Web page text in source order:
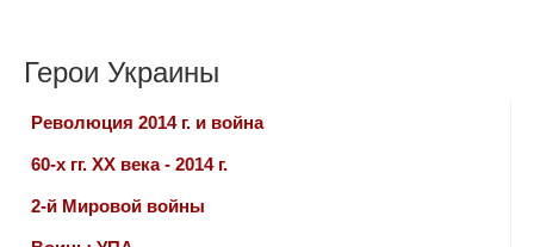
Герои Украины
Революция 2014 г. и война
60-х гг. ХХ века - 2014 г.
2-й Мировой войны